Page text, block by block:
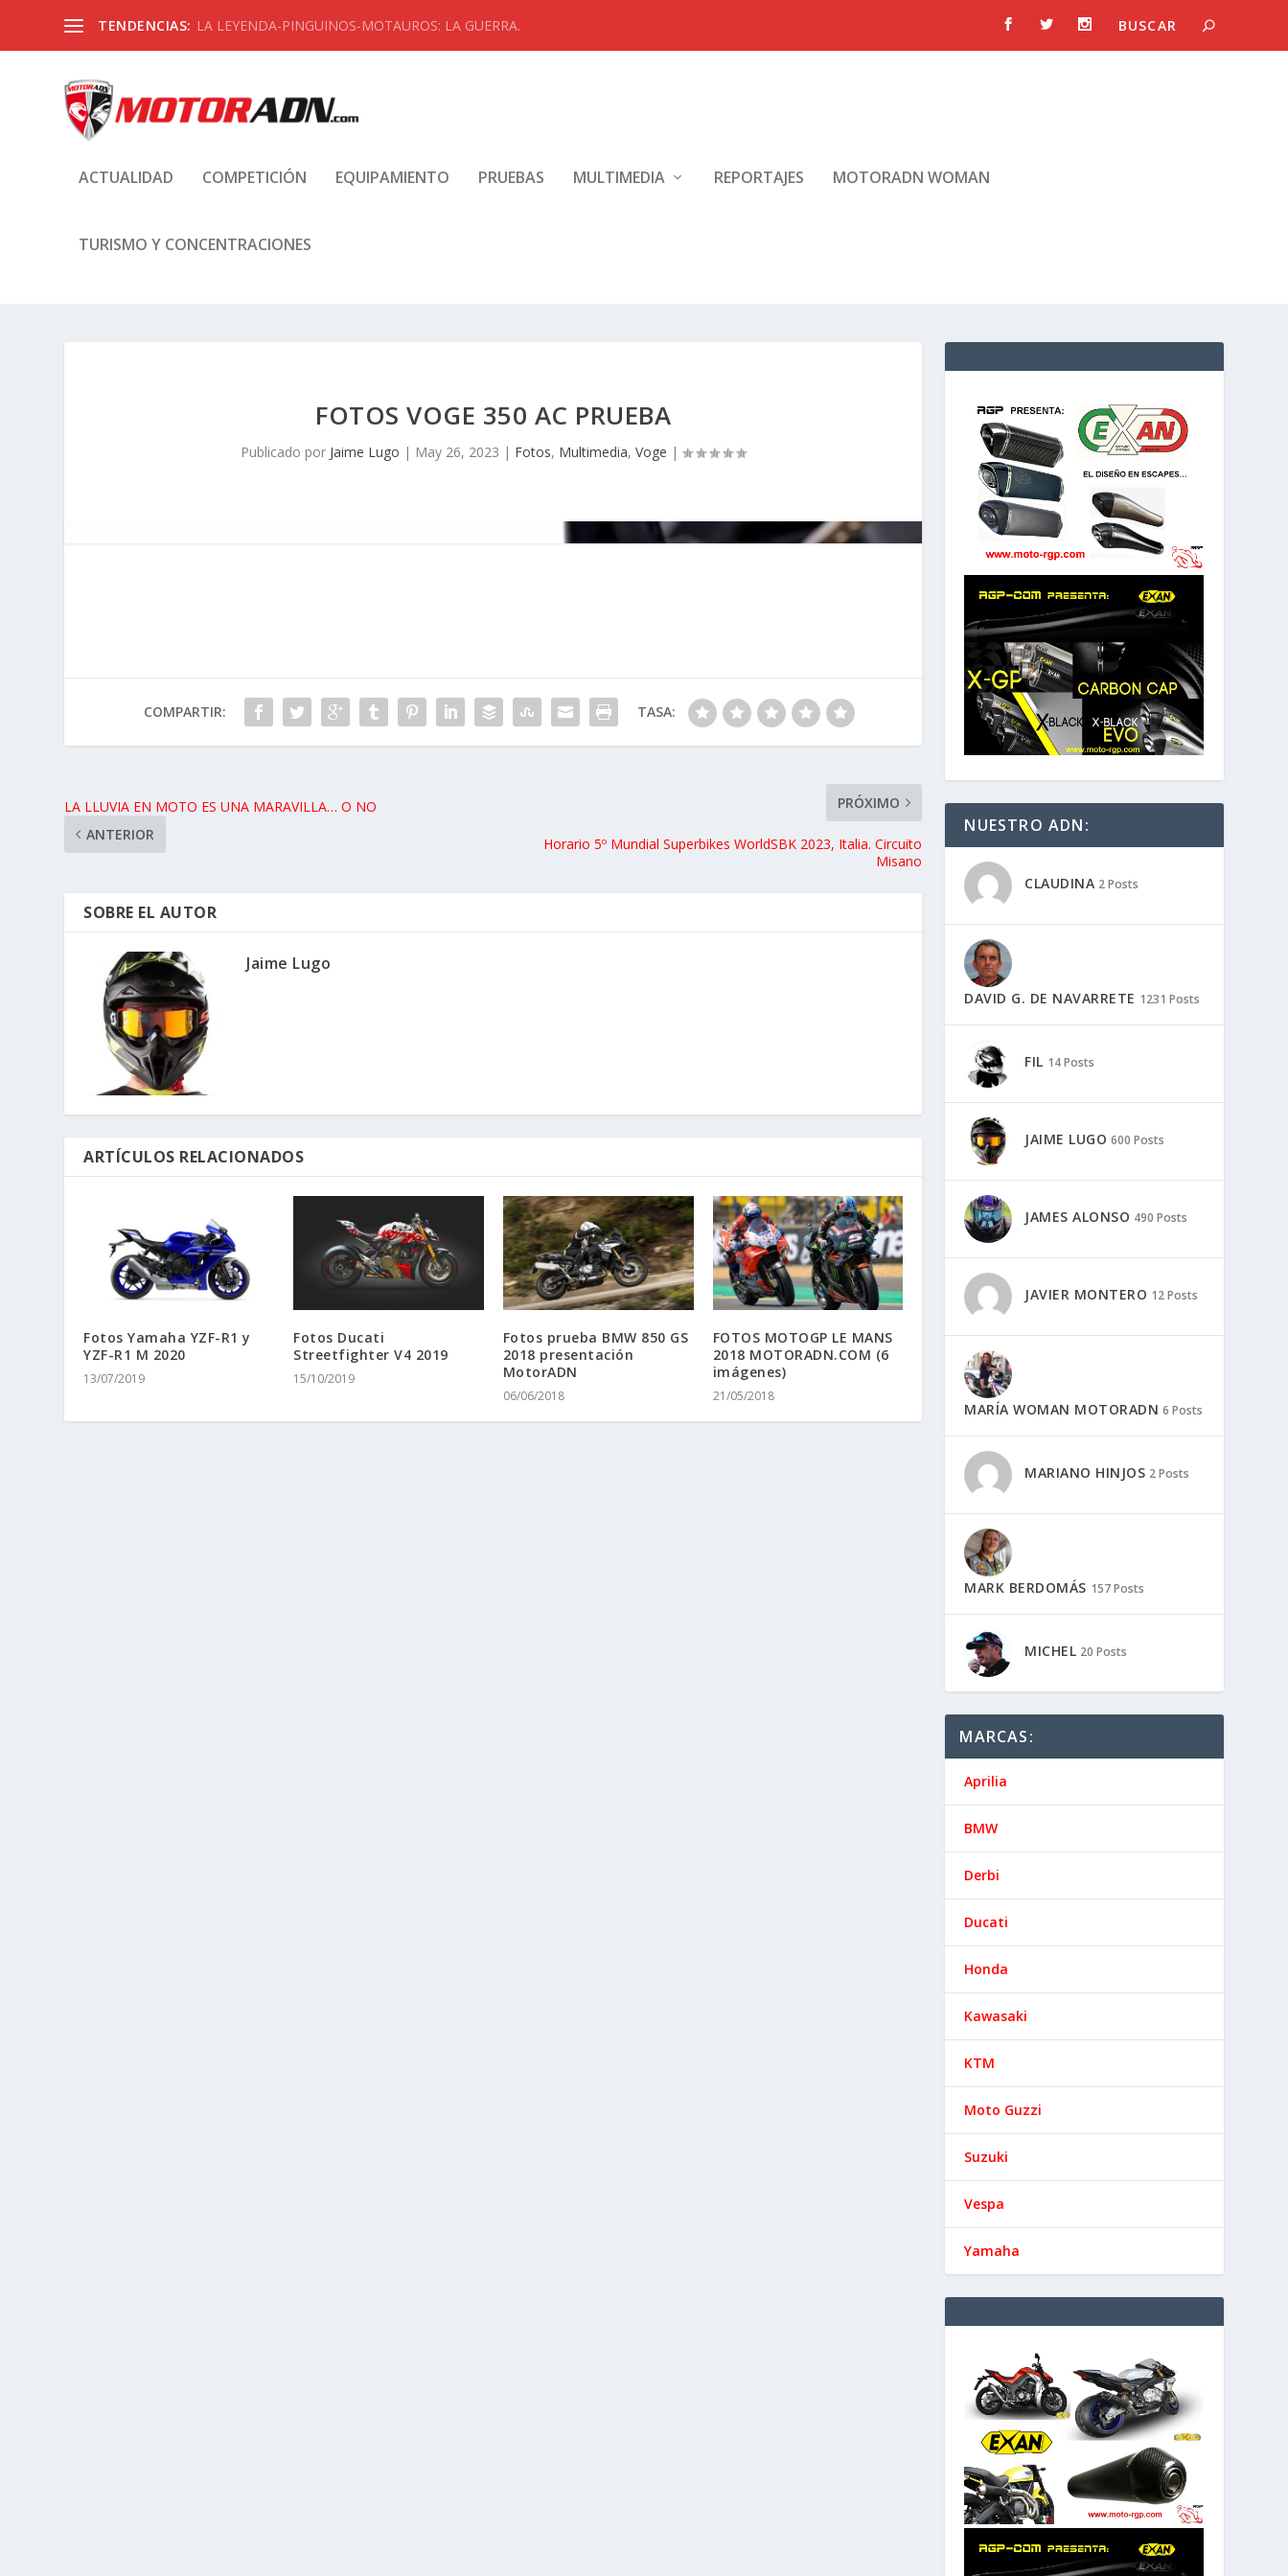
TENDENCIAS: LA LEYENDA-PINGUINOS-MOTAUROS: LA GUERRA.
ACTUALIDAD COMPETICIÓN EQUIPAMIENTO PRUEBAS MULTIMEDIA REPORTAJES MOTORADN WOMAN
TURISMO Y CONCENTRACIONES
FOTOS VOGE 350 AC PRUEBA
Publicado por Jaime Lugo | May 26, 2023 | Fotos, Multimedia,Voge |
COMPARTIR: TASA:
LA LLUVIA EN MOTO ES UNA MARAVILLA… O NO
ANTERIOR
PRÓXIMO
Horario 5º Mundial Superbikes WorldSBK 2023, Italia. Circuito
Misano
SOBRE EL AUTOR
Jaime Lugo
ARTÍCULOS RELACIONADOS
Fotos Yamaha YZF-R1 y
YZF-R1 M 2020
13/07/2019
Fotos Ducati
Streetfighter V4 2019
15/10/2019
Fotos prueba BMW 850 GS
2018 presentación
MotorADN
06/06/2018
FOTOS MOTOGP LE MANS
2018 MOTORADN.COM (6
imágenes)
21/05/2018
NUESTRO ADN:
CLAUDINA 2 Posts
DAVID G. DE NAVARRETE 1231 Posts
FIL 14 Posts
JAIME LUGO 600 Posts
JAMES ALONSO 490 Posts
JAVIER MONTERO 12 Posts
MARÍA WOMAN MOTORADN 6 Posts
MARIANO HINJOS 2 Posts
MARK BERDOMÁS 157 Posts
MICHEL 20 Posts
MARCAS:
Aprilia
BMW
Derbi
Ducati
Honda
Kawasaki
KTM
Moto Guzzi
Suzuki
Vespa
Yamaha